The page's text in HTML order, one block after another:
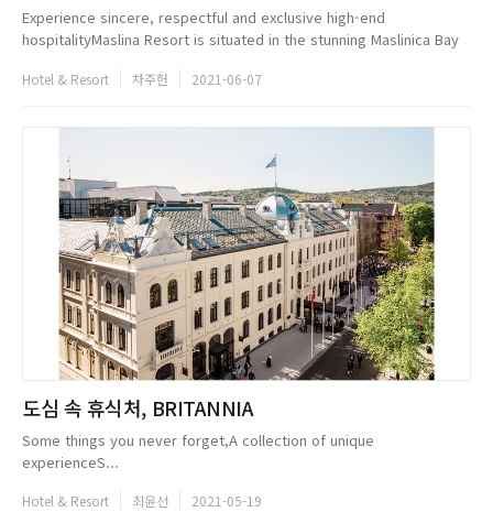
Experience sincere, respectful and exclusive high-end
hospitalityMaslina Resort is situated in the stunning Maslinica Bay
of Split, ...
Hotel & Resort 차주헌 2021-06-07
도심 속 휴식처, BRITANNIA
Some things you never forget,A collection of unique
experienceS...
Hotel & Resort 최윤선 2021-05-19